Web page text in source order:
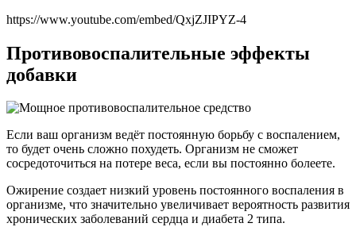
https://www.youtube.com/embed/QxjZJIPYZ-4
Противовоспалительные эффекты
добавки
Если ваш организм ведёт постоянную борьбу с воспалением,
то будет очень сложно похудеть. Организм не сможет
сосредоточиться на потере веса, если вы постоянно болеете.
Ожирение создает низкий уровень постоянного воспаления в
организме, что значительно увеличивает вероятность развития
хронических заболеваний сердца и диабета 2 типа.